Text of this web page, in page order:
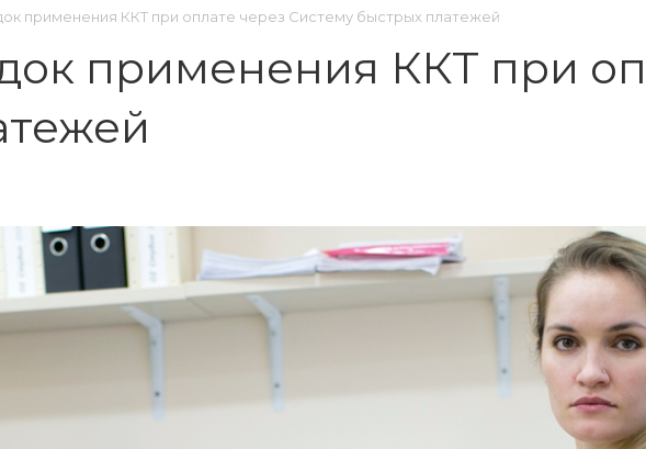
применения ККТ при оплате через Систему быстрых платежей
применения ККТ при